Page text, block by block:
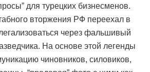
для турецких бизнесменов.
вторжения РФ переехал в
через фальшивый
На основе этой легенды
чиновников, силовиков,